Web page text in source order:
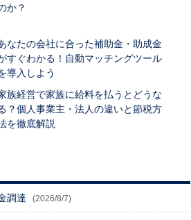
か？
なたの会社に合った補助金・助成金
すぐわかる！自動マッチングツール
導入しよう
族経営で家族に給料を払うとどうな
？個人事業主・法人の違いと節税方
を徹底解説
調達 (2026/8/7)